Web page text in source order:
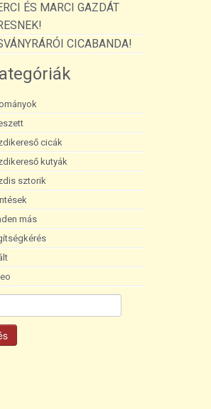
ÉS MARCI GAZDÁT
CICABANDA!
cicák
kutyák
sztorik
más